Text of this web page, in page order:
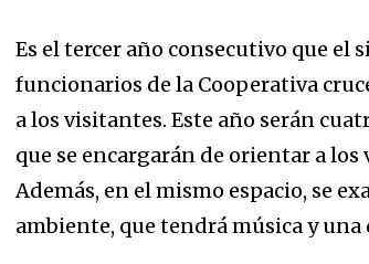
Join our community
SUBSCRIBERS and be
of the conversation.
Es el tercer año consecutivo que el
funcionarios de la Cooperativa
a los visitantes. Este año serán
que se encargarán de orientar a
Además, en el mismo espacio, se
ambiente, que tendrá música y una